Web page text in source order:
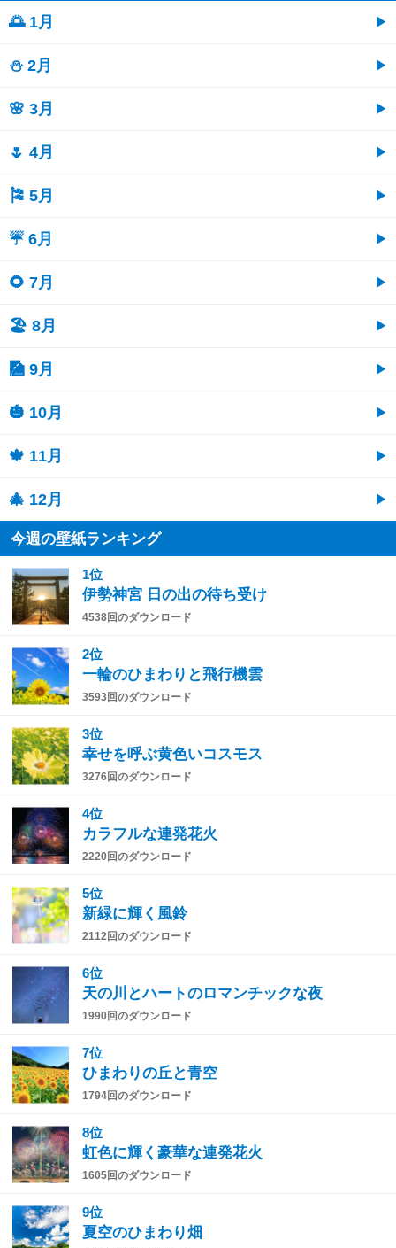
🌅 1月
⛄ 2月
🌸 3月
🌷 4月
🎏 5月
☔ 6月
🌻 7月
🏖 8月
🎑 9月
🎃 10月
🍁 11月
🎄 12月
今週の壁紙ランキング
1位
伊勢神宮 日の出の待ち受け
4538回のダウンロード
2位
一輪のひまわりと飛行機雲
3593回のダウンロード
3位
幸せを呼ぶ黄色いコスモス
3276回のダウンロード
4位
カラフルな連発花火
2220回のダウンロード
5位
新緑に輝く風鈴
2112回のダウンロード
6位
天の川とハートのロマンチックな夜
1990回のダウンロード
7位
ひまわりの丘と青空
1794回のダウンロード
8位
虹色に輝く豪華な連発花火
1605回のダウンロード
9位
夏空のひまわり畑